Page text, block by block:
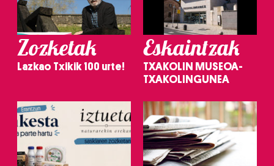
Zozketak
Lazkao Txikik 100 urte!
Eskaintzak
TXAKOLIN MUSEOA-
TXAKOLINGUNEA